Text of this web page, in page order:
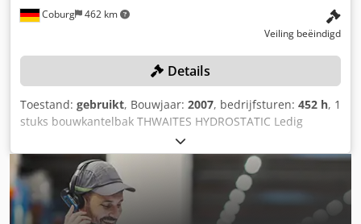
Coburg 462 km
Veiling beëindigd
Details
Toestand: gebruikt, Bouwjaar: 2007, bedrijfsturen: 452 h, 1
stuks bouwkantelbak THWAITES HYDROSTATIC Ledig
gewicht 1295 kg, nuttig laadvermogen 1000 kg, toegestaan
aslast voor 1490 kg, toegestaan aslast achter 805 kg,
motorvermogen 15,9 kW, bedrijfsuren 452 uur Kleur: zoals
afgebeeld, conform foto's en bezichtiging Dsdpfozlcvcex Al
Neck Bouwjaar: 2007 Staat: gebruikt